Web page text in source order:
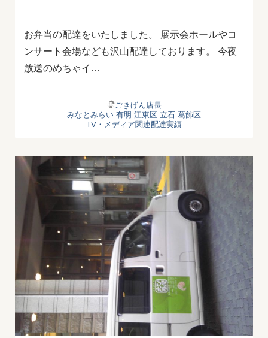
お弁当の配達をいたしました。 展示会ホールやコ
ンサート会場なども沢山配達しております。 今夜
放送のめちゃイ…
ごきげん店長
みなとみらい 有明 江東区 立石 葛飾区
TV・メディア関連配達実績